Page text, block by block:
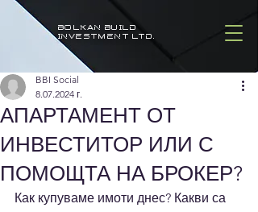
BOLKAN BUILD
INVESTMENT LTD.
АПАРТАМЕНТ ОТ
ИНВЕСТИТОР ИЛИ С
ПОМОЩТА НА БРОКЕР?
BBI Social
8.07.2024 г.
Как купуваме имоти днес? Какви са